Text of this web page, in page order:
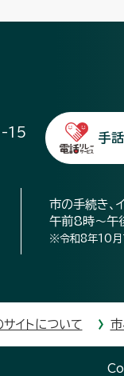
15
手
市の手続き、
午前8時～午
※令和8年10月1
サイトについて 市